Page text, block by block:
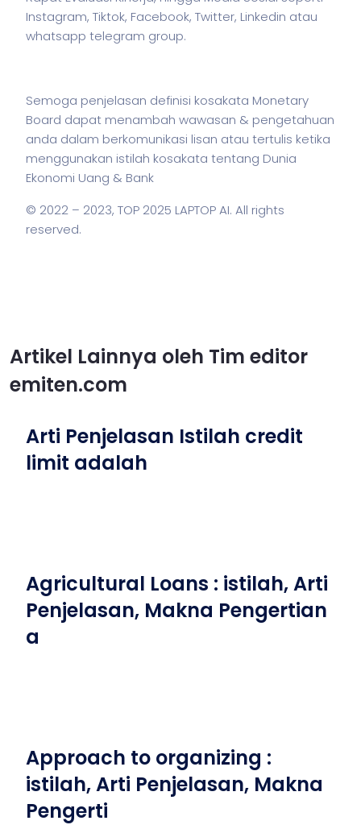
Instagram, Tiktok, Facebook, Twitter, Linkedin atau
whatsapp telegram group.
Semoga penjelasan definisi kosakata Monetary
Board dapat menambah wawasan & pengetahuan
anda dalam berkomunikasi lisan atau tertulis ketika
menggunakan istilah kosakata tentang Dunia
Ekonomi Uang & Bank
© 2022 – 2023, TOP 2025 LAPTOP AI. All rights
reserved.
Artikel Lainnya oleh Tim editor
emiten.com
Arti Penjelasan Istilah credit
limit adalah
Agricultural Loans : istilah, Arti
Penjelasan, Makna Pengertian
a
Approach to organizing :
istilah, Arti Penjelasan, Makna
Pengerti